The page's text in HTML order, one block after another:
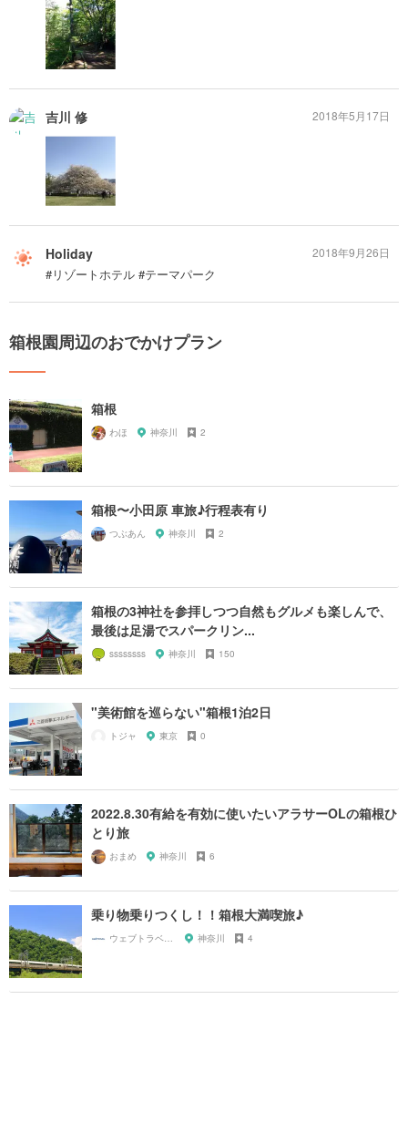
吉川 修 2018年5月17日
Holiday
#リゾートホテル #テーマパーク
2018年9月26日
箱根園周辺のおでかけプラン
箱根
わほ 神奈川 2
箱根〜小田原 車旅♪行程表有り
つぶあん 神奈川 2
箱根の3神社を参拝しつつ自然もグルメも楽しんで、
最後は足湯でスパークリン...
ssssssss 神奈川 150
"美術館を巡らない"箱根1泊2日
トジャ 東京 0
2022.8.30有給を有効に使いたいアラサーOLの箱根ひ
とり旅
おまめ 神奈川 6
乗り物乗りつくし！！箱根大満喫旅♪
ウェブトラベル 若林 神奈川 4